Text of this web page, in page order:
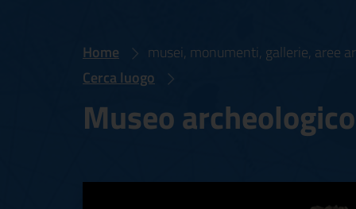
Home musei, monumenti, gallerie, aree
Cerca luogo
Museo